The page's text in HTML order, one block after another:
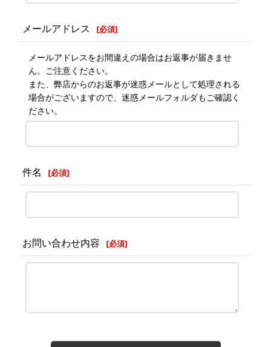
メールアドレス [必須]
メールアドレスをお間違えの場合はお返事が届きませ
ん。ご注意ください。
また、弊店からのお返事が迷惑メールとして処理される
場合がございますので、迷惑メールフォルダもご確認く
ださい。
件名 [必須]
お問い合わせ内容 [必須]